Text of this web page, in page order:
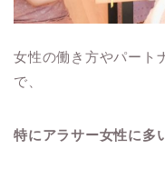
女性の働き方やパート
で、
特にアラサー女性に多